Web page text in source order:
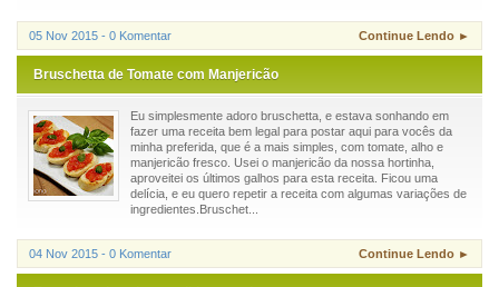
05 Nov 2015 - 0 Komentar Continue Lendo ►
Bruschetta de Tomate com Manjericão
Eu simplesmente adoro bruschetta, e estava sonhando em
fazer uma receita bem legal para postar aqui para vocês da
minha preferida, que é a mais simples, com tomate, alho e
manjericão fresco. Usei o manjericão da nossa hortinha,
aproveitei os últimos galhos para esta receita. Ficou uma
delícia, e eu quero repetir a receita com algumas variações de
ingredientes.Bruschet...
04 Nov 2015 - 0 Komentar Continue Lendo ►